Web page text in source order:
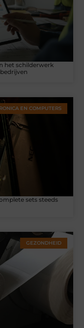
het schilderwerk
EN COMPUTERS
sets steeds
GEZONDHEID